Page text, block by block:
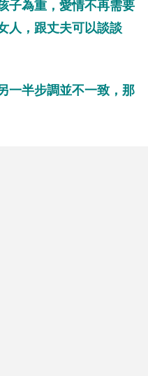
子為重，愛情不再需要
人，跟丈夫可以談談
一半步調並不一致，那